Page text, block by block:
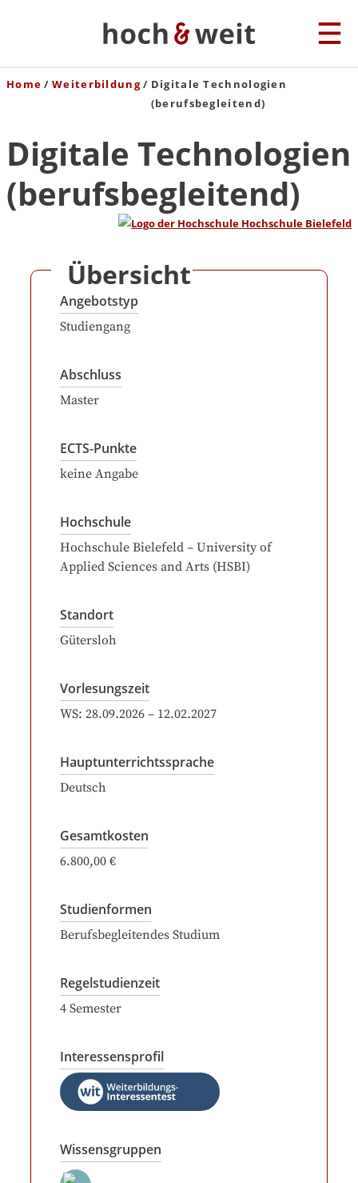
Home Weiterbildung
Digitale Technologien
(berufsbegleitend)
Digitale Technologien
(berufsbegleitend)
Übersicht
Angebotstyp
Studiengang
Abschluss
Master
ECTS-Punkte
keine Angabe
Hochschule
Hochschule Bielefeld – University of
Applied Sciences and Arts (HSBI)
Standort
Gütersloh
Vorlesungszeit
WS: 28.09.2026 – 12.02.2027
Hauptunterrichtssprache
Deutsch
Gesamtkosten
6.800,00 €
Studienformen
Berufsbegleitendes Studium
Regelstudienzeit
4 Semester
Interessensprofil
Wissensgruppen